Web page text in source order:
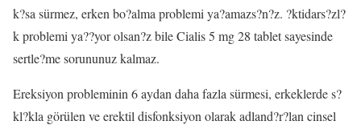
k?sa sürmez, erken bo?alma problemi ya?amazs?n?z. ?ktidars?zl?
k problemi ya??yor olsan?z bile Cialis 5 mg 28 tablet sayesinde
sertle?me sorununuz kalmaz.
Ereksiyon probleminin 6 aydan daha fazla sürmesi, erkeklerde s?
kl?kla görülen ve erektil disfonksiyon olarak adland?r?lan cinsel